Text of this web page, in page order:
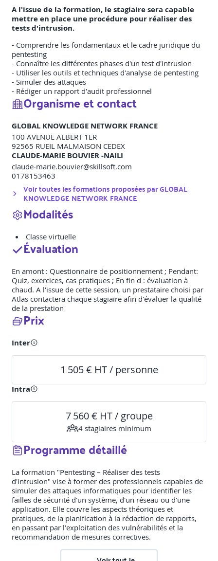
A l'issue de la formation, le stagiaire sera capable
mettre en place une procédure pour réaliser des
tests d'intrusion.
- Comprendre les fondamentaux et le cadre juridique du
pentesting
- Connaître les différentes phases d'un test d'intrusion
- Utiliser les outils et techniques d'analyse de pentesting
- Simuler des attaques
- Rédiger un rapport d'audit professionnel
Organisme et contact
GLOBAL KNOWLEDGE NETWORK FRANCE
100 AVENUE ALBERT 1ER
92565 RUEIL MALMAISON CEDEX
CLAUDE-MARIE BOUVIER -NAILI
claude-marie.bouvier@skillsoft.com
0178153463
Voir toutes les formations proposées parGLOBAL
KNOWLEDGE NETWORK FRANCE
Modalités
Classe virtuelle
Évaluation
En amont : Questionnaire de positionnement ; Pendant:
Quiz, exercices, cas pratiques ; En fin d : évaluation à
chaud. A l'issue de cette session, un prestataire choisi par
Atlas contactera chaque stagiaire afin d'évaluer la qualité
de la prestation
Prix
Inter
1 505 € HT / personne
Intra
7 560 € HT / groupe
4 stagiaires minimum
Programme détaillé
La formation "Pentesting – Réaliser des tests
d'intrusion" vise à former des professionnels capables de
simuler des attaques informatiques pour identifier les
failles de sécurité d'un système, d'un réseau ou d'une
application. Elle couvre les aspects théoriques et
pratiques, de la planification à la rédaction de rapports,
en passant par l'exploitation des vulnérabilités et la
recommandation de mesures correctives.